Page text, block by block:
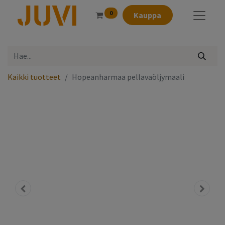
0 Kauppa
Kaikki tuotteet Hopeanharmaa pellavaöljymaali